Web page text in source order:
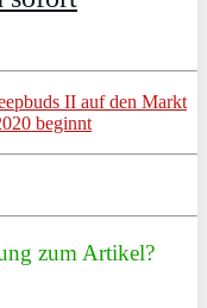
II auf den Markt
beginnt
zum Artikel?